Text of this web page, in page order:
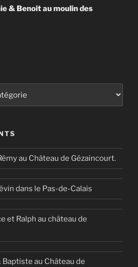
& Benoit au moulin des
au Château de Gézaincourt.
dans le Pas-de-Calais
et Ralph au château de
au Château de